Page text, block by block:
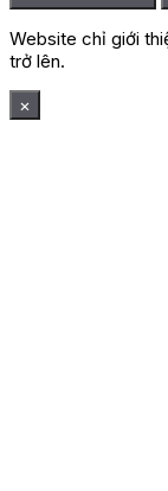
Website chỉ giới
trở lên.
×